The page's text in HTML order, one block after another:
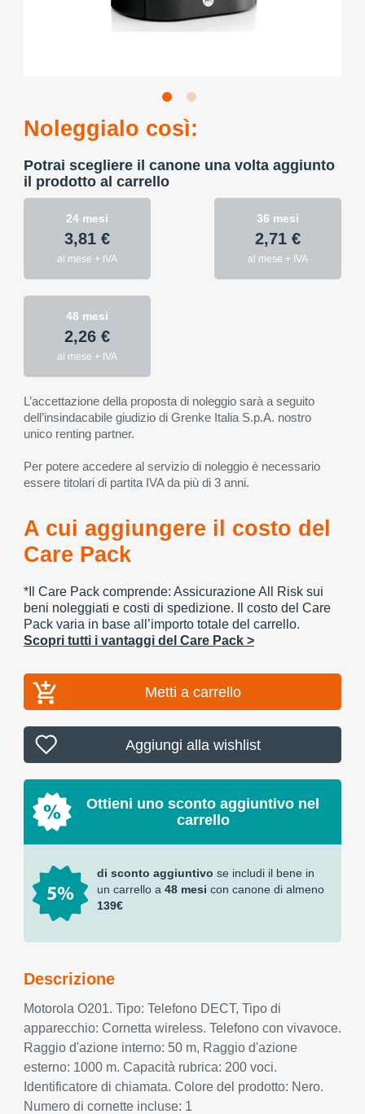
Noleggialo così:
Potrai scegliere il canone una volta aggiunto
il prodotto al carrello
24 mesi
3,81 €
al mese + IVA
36 mesi
2,71 €
al mese + IVA
48 mesi
2,26 €
al mese + IVA
L’accettazione della proposta di noleggio sarà a seguito
dell’insindacabile giudizio di Grenke Italia S.p.A. nostro
unico renting partner.
Per potere accedere al servizio di noleggio è necessario
essere titolari di partita IVA da più di 3 anni.
A cui aggiungere il costo del
Care Pack
*Il Care Pack comprende: Assicurazione All Risk sui
beni noleggiati e costi di spedizione. Il costo del Care
Pack varia in base all’importo totale del carrello.
Scopri tutti i vantaggi del Care Pack >
Metti a carrello
Aggiungi alla wishlist
Ottieni uno sconto aggiuntivo nel
carrello
di sconto aggiuntivo se includi il bene in
un carrello a 48 mesi con canone di almeno
139€
Descrizione
Motorola O201. Tipo: Telefono DECT, Tipo di
apparecchio: Cornetta wireless. Telefono con vivavoce.
Raggio d'azione interno: 50 m, Raggio d'azione
esterno: 1000 m. Capacità rubrica: 200 voci.
Identificatore di chiamata. Colore del prodotto: Nero.
Numero di cornette incluse: 1